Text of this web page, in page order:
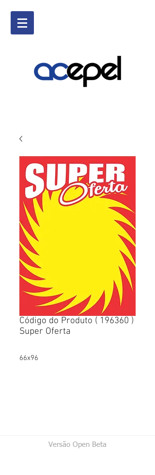
Código do Produto ( 196360 )
Super Oferta
66x96
Versão Open Beta